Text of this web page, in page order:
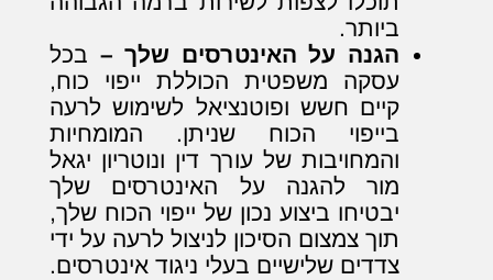
ביותר.
הגנה על האינטרסים שלך – בכל
עסקה משפטית הכוללת ייפוי כוח,
קיים חשש ופוטנציאל לשימוש לרעה
בייפוי הכוח שניתן. המומחיות
והמחויבות של עורך דין ונוטריון יגאל
מור להגנה על האינטרסים שלך
יבטיחו ביצוע נכון של ייפוי הכוח שלך,
תוך צמצום הסיכון לניצול לרעה על ידי
צדדים שלישיים בעלי ניגוד אינטרסים.